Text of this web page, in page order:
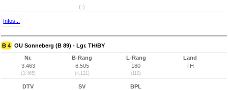
(-)
Infos...
B 4 OU Sonneberg (B 89) - Lgr. TH/BY
Nr.
3.463
(3.465)
B-Rang
6.505
(4.121)
L-Rang
180
(110)
Land
TH
DTV
SV
BPL